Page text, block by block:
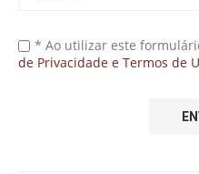
* Ao utilizar este
de Privacidade e Termos de